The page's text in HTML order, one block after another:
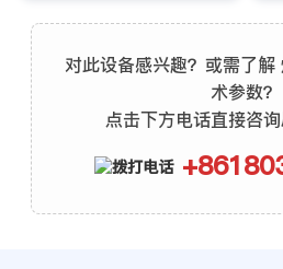
对此设备感兴趣？或需了
术参数？
点击下方电话直接咨询